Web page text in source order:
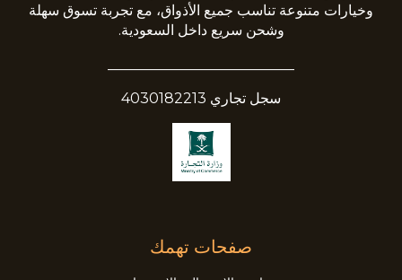
وخيارات متنوعة تناسب جميع الأذواق، مع تجربة تسوق سهلة
وشحن سريع داخل السعودية.
سجل تجاري 4030182213
صفحات تهمك